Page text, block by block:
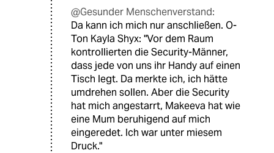
@Gesunder Menschenverstand:
Da kann ich mich nur anschließen. O-
Ton Kayla Shyx: "Vor dem Raum
kontrollierten die Security-Männer,
dass jede von uns ihr Handy auf einen
Tisch legt. Da merkte ich, ich hätte
umdrehen sollen. Aber die Security
hat mich angestarrt, Makeeva hat wie
eine Mum beruhigend auf mich
eingeredet. Ich war unter miesem
Druck."